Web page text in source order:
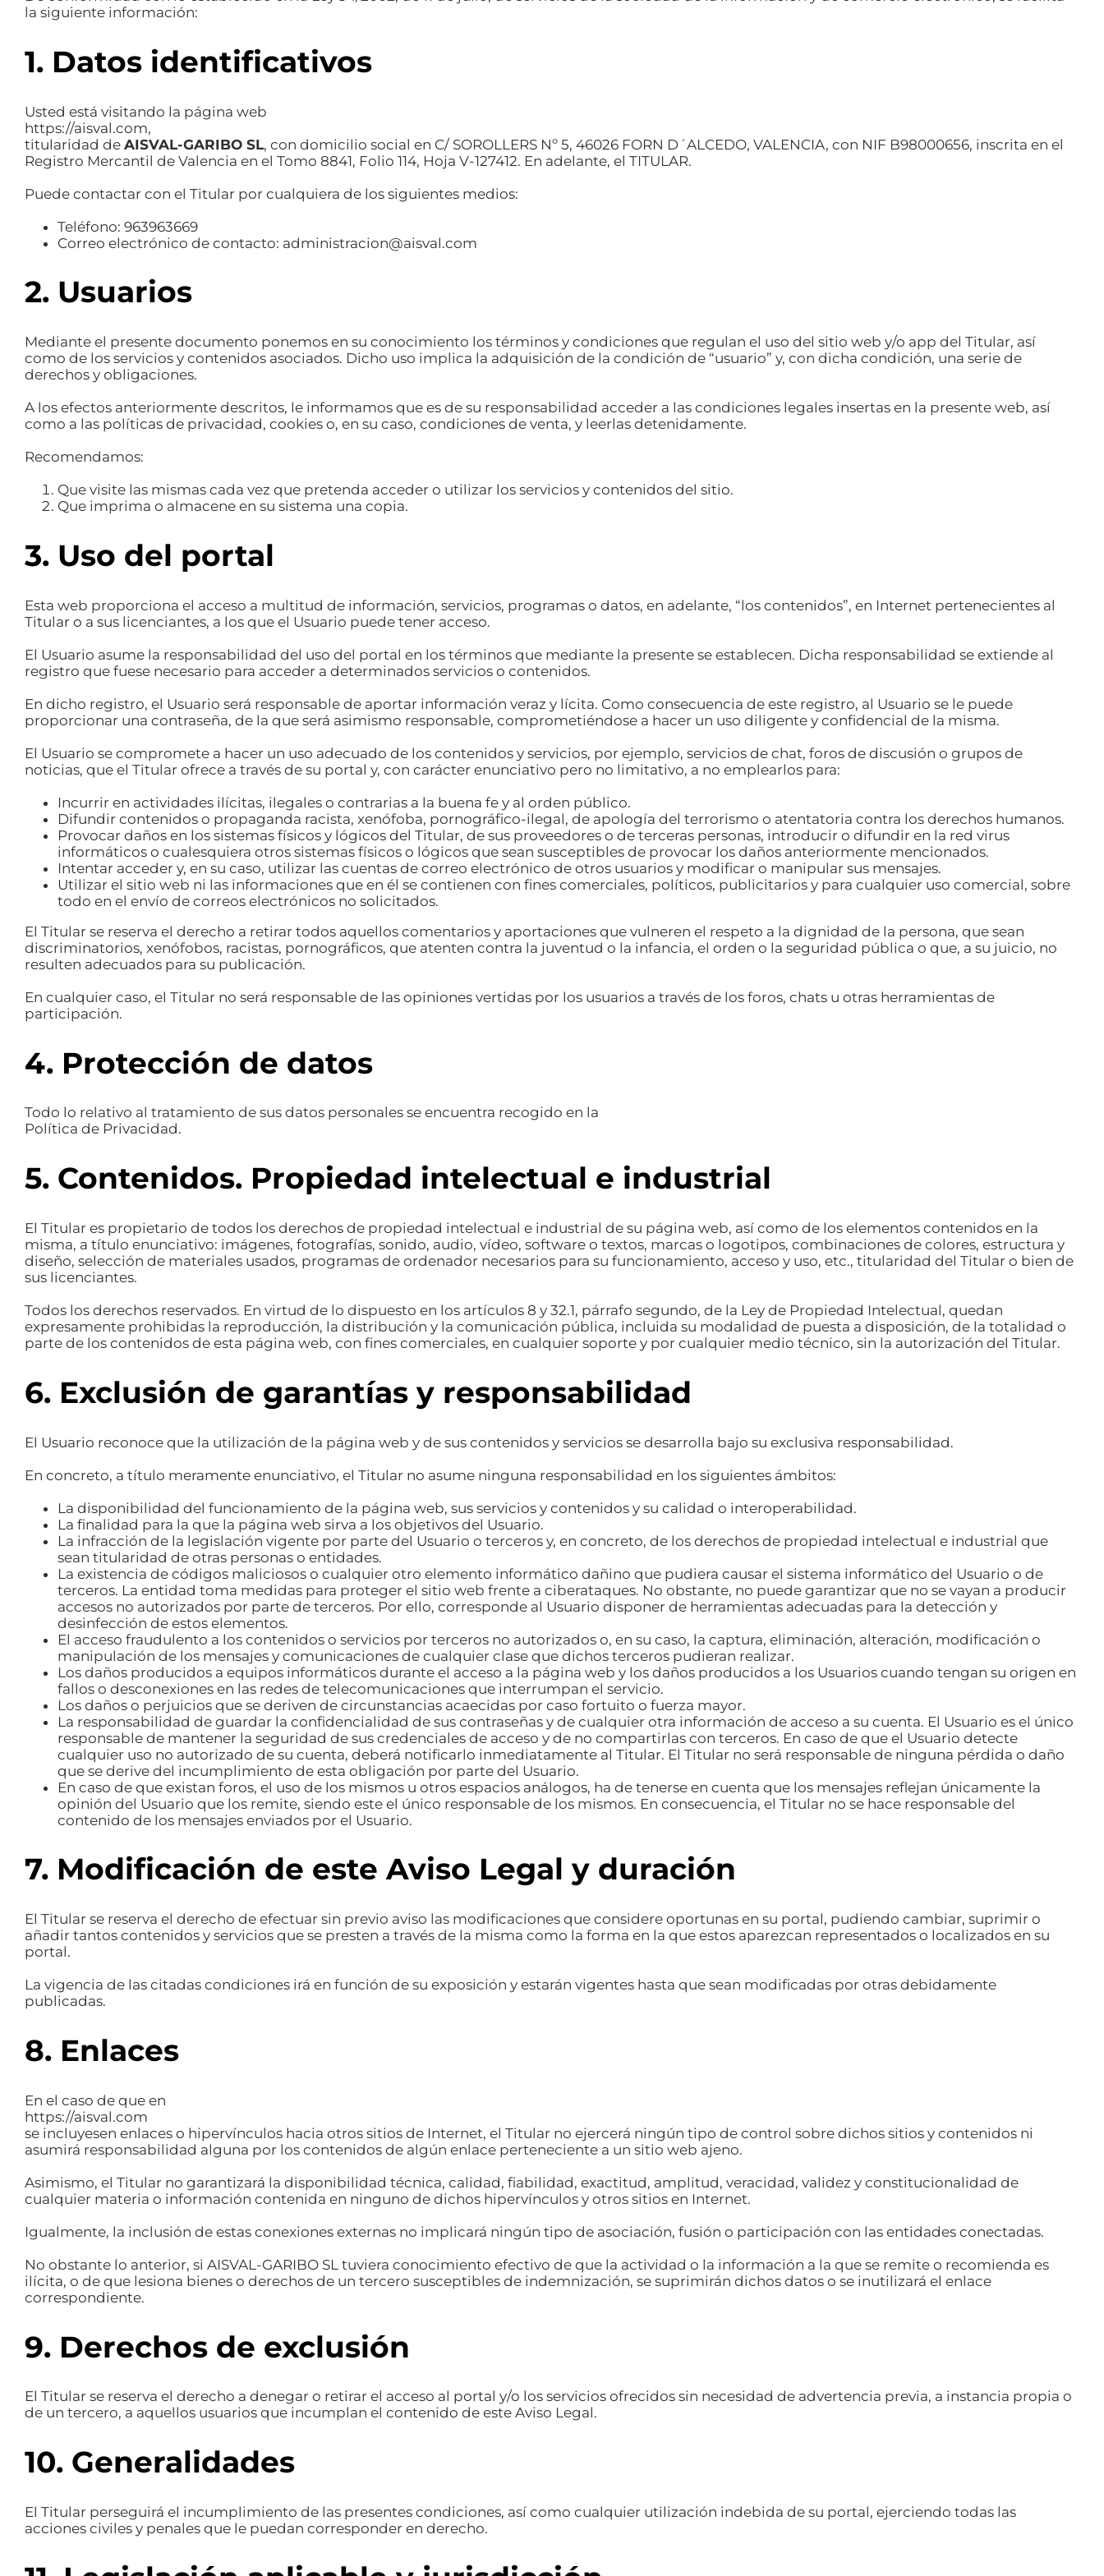
la siguiente información:
1. Datos identificativos
Usted está visitando la página web
https://aisval.com,
titularidad de AISVAL-GARIBO SL, con domicilio social en C/ SOROLLERS Nº 5, 46026 FORN D´ALCEDO, VALENCIA, con NIF B98000656, inscrita en el
Registro Mercantil de Valencia en el Tomo 8841, Folio 114, Hoja V-127412. En adelante, el TITULAR.
Puede contactar con el Titular por cualquiera de los siguientes medios:
Teléfono: 963963669
Correo electrónico de contacto: administracion@aisval.com
2. Usuarios
Mediante el presente documento ponemos en su conocimiento los términos y condiciones que regulan el uso del sitio web y/o app del Titular, así
como de los servicios y contenidos asociados. Dicho uso implica la adquisición de la condición de “usuario” y, con dicha condición, una serie de
derechos y obligaciones.
A los efectos anteriormente descritos, le informamos que es de su responsabilidad acceder a las condiciones legales insertas en la presente web, así
como a las políticas de privacidad, cookies o, en su caso, condiciones de venta, y leerlas detenidamente.
Recomendamos:
Que visite las mismas cada vez que pretenda acceder o utilizar los servicios y contenidos del sitio.
Que imprima o almacene en su sistema una copia.
3. Uso del portal
Esta web proporciona el acceso a multitud de información, servicios, programas o datos, en adelante, “los contenidos”, en Internet pertenecientes al
Titular o a sus licenciantes, a los que el Usuario puede tener acceso.
El Usuario asume la responsabilidad del uso del portal en los términos que mediante la presente se establecen. Dicha responsabilidad se extiende al
registro que fuese necesario para acceder a determinados servicios o contenidos.
En dicho registro, el Usuario será responsable de aportar información veraz y lícita. Como consecuencia de este registro, al Usuario se le puede
proporcionar una contraseña, de la que será asimismo responsable, comprometiéndose a hacer un uso diligente y confidencial de la misma.
El Usuario se compromete a hacer un uso adecuado de los contenidos y servicios, por ejemplo, servicios de chat, foros de discusión o grupos de
noticias, que el Titular ofrece a través de su portal y, con carácter enunciativo pero no limitativo, a no emplearlos para:
Incurrir en actividades ilícitas, ilegales o contrarias a la buena fe y al orden público.
Difundir contenidos o propaganda racista, xenófoba, pornográfico-ilegal, de apología del terrorismo o atentatoria contra los derechos humanos.
Provocar daños en los sistemas físicos y lógicos del Titular, de sus proveedores o de terceras personas, introducir o difundir en la red virus
informáticos o cualesquiera otros sistemas físicos o lógicos que sean susceptibles de provocar los daños anteriormente mencionados.
Intentar acceder y, en su caso, utilizar las cuentas de correo electrónico de otros usuarios y modificar o manipular sus mensajes.
Utilizar el sitio web ni las informaciones que en él se contienen con fines comerciales, políticos, publicitarios y para cualquier uso comercial, sobre
todo en el envío de correos electrónicos no solicitados.
El Titular se reserva el derecho a retirar todos aquellos comentarios y aportaciones que vulneren el respeto a la dignidad de la persona, que sean
discriminatorios, xenófobos, racistas, pornográficos, que atenten contra la juventud o la infancia, el orden o la seguridad pública o que, a su juicio, no
resulten adecuados para su publicación.
En cualquier caso, el Titular no será responsable de las opiniones vertidas por los usuarios a través de los foros, chats u otras herramientas de
participación.
4. Protección de datos
Todo lo relativo al tratamiento de sus datos personales se encuentra recogido en la
Política de Privacidad.
5. Contenidos. Propiedad intelectual e industrial
El Titular es propietario de todos los derechos de propiedad intelectual e industrial de su página web, así como de los elementos contenidos en la
misma, a título enunciativo: imágenes, fotografías, sonido, audio, vídeo, software o textos, marcas o logotipos, combinaciones de colores, estructura y
diseño, selección de materiales usados, programas de ordenador necesarios para su funcionamiento, acceso y uso, etc., titularidad del Titular o bien de
sus licenciantes.
Todos los derechos reservados. En virtud de lo dispuesto en los artículos 8 y 32.1, párrafo segundo, de la Ley de Propiedad Intelectual, quedan
expresamente prohibidas la reproducción, la distribución y la comunicación pública, incluida su modalidad de puesta a disposición, de la totalidad o
parte de los contenidos de esta página web, con fines comerciales, en cualquier soporte y por cualquier medio técnico, sin la autorización del Titular.
6. Exclusión de garantías y responsabilidad
El Usuario reconoce que la utilización de la página web y de sus contenidos y servicios se desarrolla bajo su exclusiva responsabilidad.
En concreto, a título meramente enunciativo, el Titular no asume ninguna responsabilidad en los siguientes ámbitos:
La disponibilidad del funcionamiento de la página web, sus servicios y contenidos y su calidad o interoperabilidad.
La finalidad para la que la página web sirva a los objetivos del Usuario.
La infracción de la legislación vigente por parte del Usuario o terceros y, en concreto, de los derechos de propiedad intelectual e industrial que
sean titularidad de otras personas o entidades.
La existencia de códigos maliciosos o cualquier otro elemento informático dañino que pudiera causar el sistema informático del Usuario o de
terceros. La entidad toma medidas para proteger el sitio web frente a ciberataques. No obstante, no puede garantizar que no se vayan a producir
accesos no autorizados por parte de terceros. Por ello, corresponde al Usuario disponer de herramientas adecuadas para la detección y
desinfección de estos elementos.
El acceso fraudulento a los contenidos o servicios por terceros no autorizados o, en su caso, la captura, eliminación, alteración, modificación o
manipulación de los mensajes y comunicaciones de cualquier clase que dichos terceros pudieran realizar.
Los daños producidos a equipos informáticos durante el acceso a la página web y los daños producidos a los Usuarios cuando tengan su origen en
fallos o desconexiones en las redes de telecomunicaciones que interrumpan el servicio.
Los daños o perjuicios que se deriven de circunstancias acaecidas por caso fortuito o fuerza mayor.
La responsabilidad de guardar la confidencialidad de sus contraseñas y de cualquier otra información de acceso a su cuenta. El Usuario es el único
responsable de mantener la seguridad de sus credenciales de acceso y de no compartirlas con terceros. En caso de que el Usuario detecte
cualquier uso no autorizado de su cuenta, deberá notificarlo inmediatamente al Titular. El Titular no será responsable de ninguna pérdida o daño
que se derive del incumplimiento de esta obligación por parte del Usuario.
En caso de que existan foros, el uso de los mismos u otros espacios análogos, ha de tenerse en cuenta que los mensajes reflejan únicamente la
opinión del Usuario que los remite, siendo este el único responsable de los mismos. En consecuencia, el Titular no se hace responsable del
contenido de los mensajes enviados por el Usuario.
7. Modificación de este Aviso Legal y duración
El Titular se reserva el derecho de efectuar sin previo aviso las modificaciones que considere oportunas en su portal, pudiendo cambiar, suprimir o
añadir tantos contenidos y servicios que se presten a través de la misma como la forma en la que estos aparezcan representados o localizados en su
portal.
La vigencia de las citadas condiciones irá en función de su exposición y estarán vigentes hasta que sean modificadas por otras debidamente
publicadas.
8. Enlaces
En el caso de que en
https://aisval.com
se incluyesen enlaces o hipervínculos hacia otros sitios de Internet, el Titular no ejercerá ningún tipo de control sobre dichos sitios y contenidos ni
asumirá responsabilidad alguna por los contenidos de algún enlace perteneciente a un sitio web ajeno.
Asimismo, el Titular no garantizará la disponibilidad técnica, calidad, fiabilidad, exactitud, amplitud, veracidad, validez y constitucionalidad de
cualquier materia o información contenida en ninguno de dichos hipervínculos y otros sitios en Internet.
Igualmente, la inclusión de estas conexiones externas no implicará ningún tipo de asociación, fusión o participación con las entidades conectadas.
No obstante lo anterior, si AISVAL-GARIBO SL tuviera conocimiento efectivo de que la actividad o la información a la que se remite o recomienda es
ilícita, o de que lesiona bienes o derechos de un tercero susceptibles de indemnización, se suprimirán dichos datos o se inutilizará el enlace
correspondiente.
9. Derechos de exclusión
El Titular se reserva el derecho a denegar o retirar el acceso al portal y/o los servicios ofrecidos sin necesidad de advertencia previa, a instancia propia o
de un tercero, a aquellos usuarios que incumplan el contenido de este Aviso Legal.
10. Generalidades
El Titular perseguirá el incumplimiento de las presentes condiciones, así como cualquier utilización indebida de su portal, ejerciendo todas las
acciones civiles y penales que le puedan corresponder en derecho.